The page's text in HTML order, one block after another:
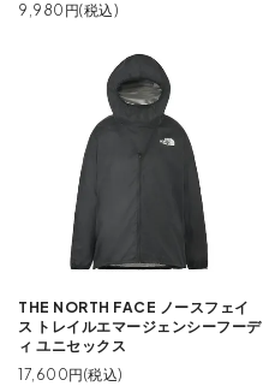
9,980円(税込)
THE NORTH FACE ノースフェイ
ス トレイルエマージェンシーフーデ
ィ ユニセックス
17,600円(税込)